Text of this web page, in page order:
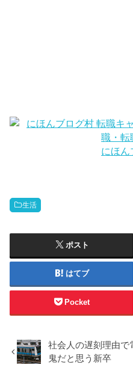
にほん
生活
ポスト
はてブ
Pocket
社会人の遅刻理由で
鬼だと思う新卒